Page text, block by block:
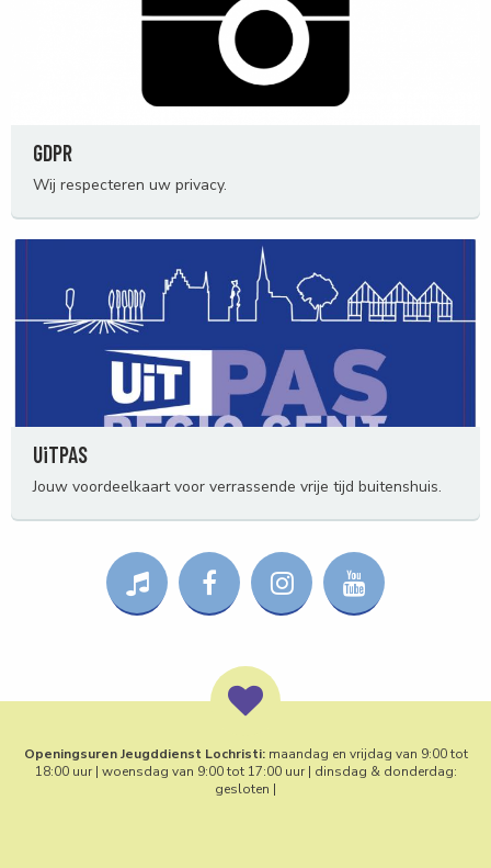
GDPR
Wij respecteren uw privacy.
UiTPAS
Jouw voordeelkaart voor verrassende vrije tijd buitenshuis.
Openingsuren Jeugddienst Lochristi:maandag en vrijdag van 9:00 tot
18:00 uur | woensdag van 9:00 tot 17:00 uur | dinsdag & donderdag:
gesloten |